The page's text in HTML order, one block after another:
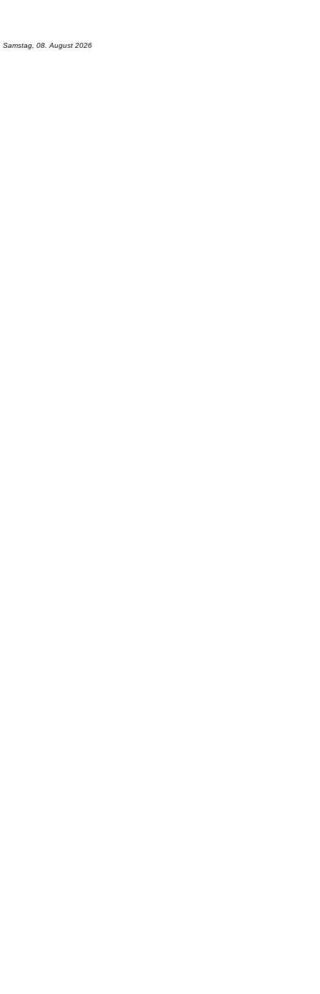
Samstag, 08. August 2026